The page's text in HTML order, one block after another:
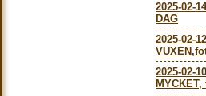
2025-02-14
DAG
2025-02-12
2025-02-10